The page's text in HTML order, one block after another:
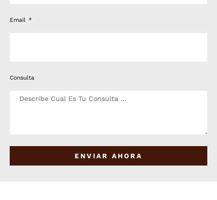
Email
Consulta
ENVIAR AHORA